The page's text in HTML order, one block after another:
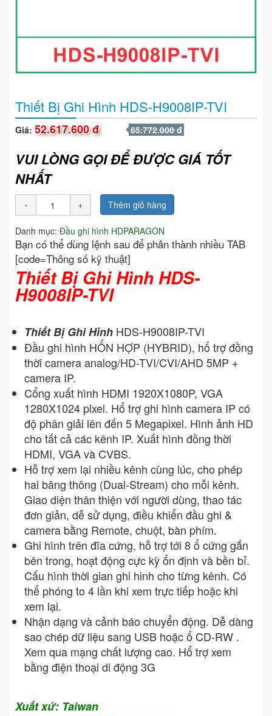
Thiết Bị Ghi Hình HDS-H9008IP-TVI
Giá: 52.617.600 đ 65.772.000 đ
VUI LÒNG GỌI ĐỂ ĐƯỢC GIÁ TỐT
NHẤT
Thêm giỏ hàng
Danh mục: Đầu ghi hình HDPARAGON
Bạn có thể dùng lệnh sau để phân thành nhiều TAB
[code=Thông số kỹ thuật]
Thiết Bị Ghi Hình HDS-
H9008IP-TVI
Thiết Bị Ghi Hình HDS-H9008IP-TVI
Đầu ghi hình HỔN HỢP (HYBRID), hổ trợ đồng
thời camera analog/HD-TVI/CVI/AHD 5MP +
camera IP.
Cổng xuất hình HDMI 1920X1080P, VGA
1280X1024 pixel. Hổ trợ ghi hình camera IP có
độ phân giải lên đến 5 Megapixel. Hình ảnh HD
cho tất cả các kênh IP. Xuất hình đồng thời
HDMI, VGA và CVBS.
Hỗ trợ xem lại nhiều kênh cùng lúc, cho phép
hai băng thông (Dual-Stream) cho mỗi kênh.
Giao diện thân thiện với người dùng, thao tác
đơn giản, dễ sử dụng, điều khiển đầu ghi &
camera bằng Remote, chuột, bàn phím.
Ghi hình trên đĩa cứng, hỗ trợ tới 8 ổ cứng gắn
bên trong, hoạt động cực kỳ ổn định và bền bỉ.
Cấu hình thời gian ghi hinh cho từng kênh. Có
thể phóng to 4 lần khi xem trực tiếp hoặc khi
xem lại.
Nhận dạng và cảnh báo chuyển động. Dễ dàng
sao chép dữ liệu sang USB hoặc ổ CD-RW .
Xem qua mạng chất lượng cao. Hổ trợ xem
bằng điện thoại di động 3G
Xuất xứ: Taiwan